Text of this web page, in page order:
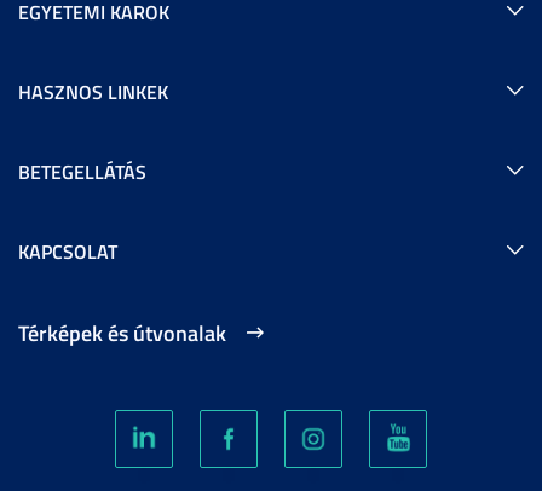
EGYETEMI KAROK
HASZNOS LINKEK
BETEGELLÁTÁS
KAPCSOLAT
Térképek és útvonalak